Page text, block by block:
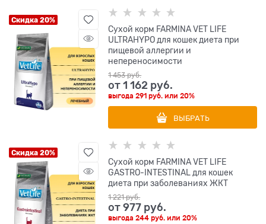
Скидка 20%
Сухой корм FARMINA VET LIFE
ULTRAHYPO для кошек диета при
пищевой аллергии и
непереносимости
1 453 руб.
от1 162 руб.
выгода291 руб. или20%
ВЫБРАТЬ
Скидка 20%
Сухой корм FARMINA VET LIFE
GASTRO-INTESTINAL для кошек
диета при заболеваниях ЖКТ
1 221 руб.
от977 руб.
выгода244 руб. или20%